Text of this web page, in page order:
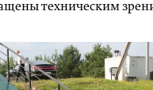
техническим